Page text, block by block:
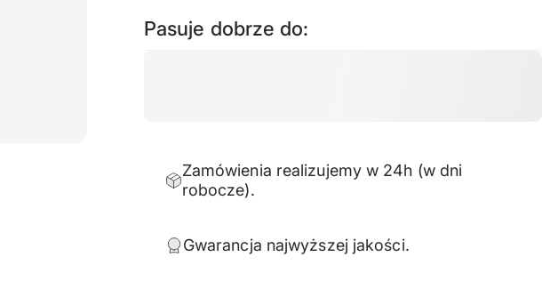
Pasuje dobrze do:
Zamówienia realizujemy w 24h (w dni
robocze).
Gwarancja najwyższej jakości.